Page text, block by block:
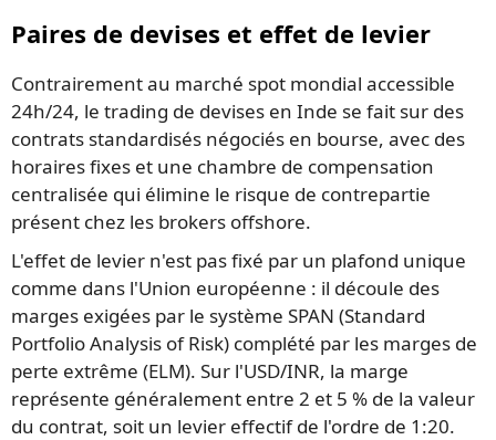
Paires de devises et effet de levier
Contrairement au marché spot mondial accessible
24h/24, le trading de devises en Inde se fait sur des
contrats standardisés négociés en bourse, avec des
horaires fixes et une chambre de compensation
centralisée qui élimine le risque de contrepartie
présent chez les brokers offshore.
L'effet de levier n'est pas fixé par un plafond unique
comme dans l'Union européenne : il découle des
marges exigées par le système SPAN (Standard
Portfolio Analysis of Risk) complété par les marges de
perte extrême (ELM). Sur l'USD/INR, la marge
représente généralement entre 2 et 5 % de la valeur
du contrat, soit un levier effectif de l'ordre de 1:20.